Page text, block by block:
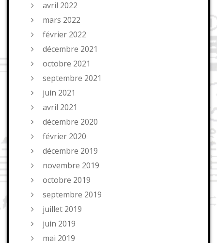
avril 2022
mars 2022
février 2022
décembre 2021
octobre 2021
septembre 2021
juin 2021
avril 2021
décembre 2020
février 2020
décembre 2019
novembre 2019
octobre 2019
septembre 2019
juillet 2019
juin 2019
mai 2019